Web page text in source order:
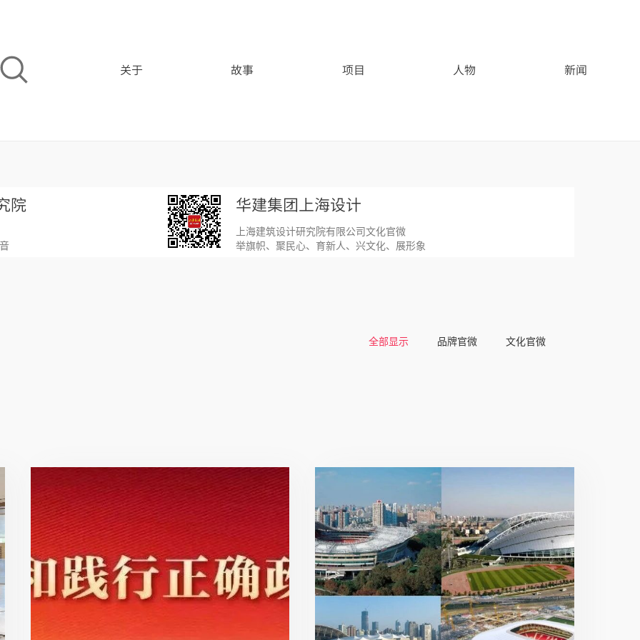
关于 故事 项目 人物 新闻
院 华建集团上海设计
上海建筑设计研究院有限公司文化官微
举旗帜、聚民心、育新人、兴文化、展形象
全部显示 品牌官微 文化官微